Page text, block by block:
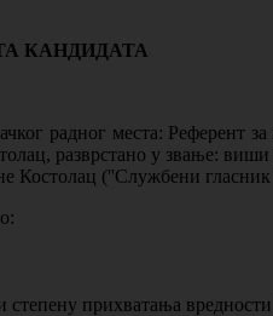
КАНДИДАТА
радног места: Референт
разврстано у звање:
Костолац (''Службени
прихватања